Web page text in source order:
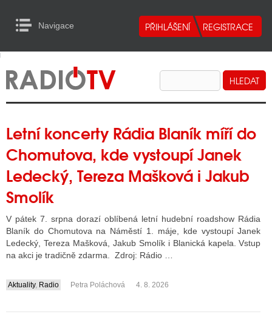
Navigace
RADIA
TELEVIZE
INTERNET
TISK
RADIA
RÁDIÍ
RÁDIÍ
TELEVIZE
to Content
Letní koncerty Rádia Blaník míří do
Chomutova, kde vystoupí Janek
Ledecký, Tereza Mašková i Jakub
Smolík
V pátek 7. srpna dorazí oblíbená letní hudební roadshow Rádia
Blaník do Chomutova na Náměstí 1. máje, kde vystoupí Janek
Ledecký, Tereza Mašková, Jakub Smolík i Blanická kapela. Vstup
na akci je tradičně zdarma. Zdroj: Rádio …
....
Aktuality, Radio Petra Poláchová 4. 8. 2026